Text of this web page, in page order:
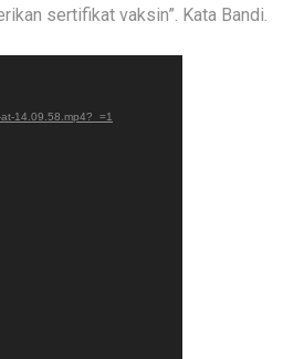
sertifikat vaksin”. Kata Bandi.
14.09.58.mp4?_=1